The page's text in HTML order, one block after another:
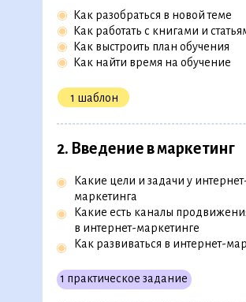
Как разобраться в новой теме
Как работать с книгами и
Как выстроить план обучения
Как найти время на обучение
◉
◉
◉
◉
1 шаблон
2. Введение в маркетинг
Какие цели и задачи у
маркетинга
Какие есть каналы
в интернет-маркетинге
Как развиваться в интернет-
1 практическое задание
◉
◉
◉